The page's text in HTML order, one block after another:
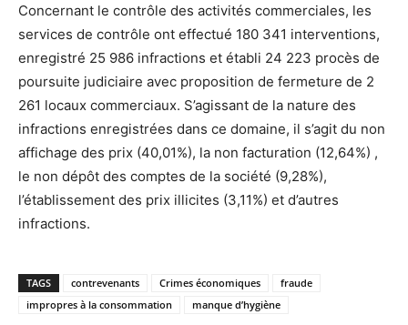
Concernant le contrôle des activités commerciales, les
services de contrôle ont effectué 180 341 interventions,
enregistré 25 986 infractions et établi 24 223 procès de
poursuite judiciaire avec proposition de fermeture de 2
261 locaux commerciaux. S’agissant de la nature des
infractions enregistrées dans ce domaine, il s’agit du non
affichage des prix (40,01%), la non facturation (12,64%) ,
le non dépôt des comptes de la société (9,28%),
l’établissement des prix illicites (3,11%) et d’autres
infractions.
TAGS contrevenants Crimes économiques
fraude
impropres à la consommation
manque d’hygiène